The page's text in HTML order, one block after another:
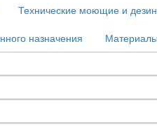
Технические моющие и
назначения